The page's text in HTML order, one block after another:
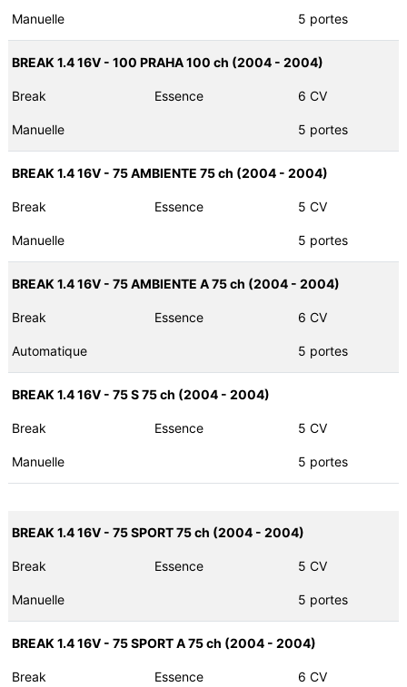
Manuelle 5 portes
BREAK 1.4 16V - 100 PRAHA 100 ch (2004 - 2004)
Break Essence 6 CV
Manuelle 5 portes
BREAK 1.4 16V - 75 AMBIENTE 75 ch (2004 - 2004)
Break Essence 5 CV
Manuelle 5 portes
BREAK 1.4 16V - 75 AMBIENTE A 75 ch (2004 - 2004)
Break Essence 6 CV
Automatique 5 portes
BREAK 1.4 16V - 75 S 75 ch (2004 - 2004)
Break Essence 5 CV
Manuelle 5 portes
BREAK 1.4 16V - 75 SPORT 75 ch (2004 - 2004)
Break Essence 5 CV
Manuelle 5 portes
BREAK 1.4 16V - 75 SPORT A 75 ch (2004 - 2004)
Break Essence 6 CV